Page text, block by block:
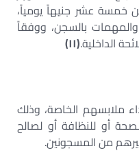
خمسة عشر جنيهاً يومياً،
بالسجن، ووفقاً
الداخلية.(١١)
ملابسهم الخاصة، وذلك
أو للنظافة أو لصالح
من المسجونين.